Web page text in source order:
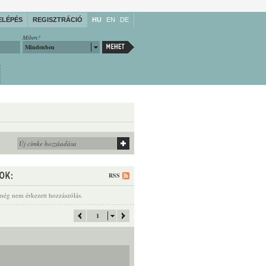
REGISZTRÁCIÓ HU EN DE
Miben?
Mindenben
RSS
nem érkezett hozzászólás.
1